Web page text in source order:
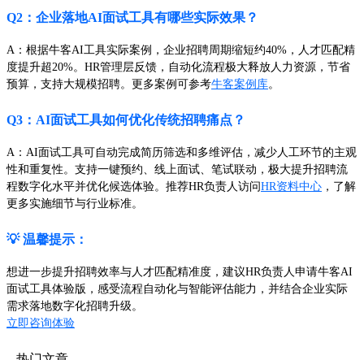
Q2：企业落地AI面试工具有哪些实际效果？
A：根据牛客AI工具实际案例，企业招聘周期缩短约40%，人才匹配精
度提升超20%。HR管理层反馈，自动化流程极大释放人力资源，节省
预算，支持大规模招聘。更多案例可参考牛客案例库。
Q3：AI面试工具如何优化传统招聘痛点？
A：AI面试工具可自动完成简历筛选和多维评估，减少人工环节的主观
性和重复性。支持一键预约、线上面试、笔试联动，极大提升招聘流
程数字化水平并优化候选体验。推荐HR负责人访问HR资料中心 ，了解
更多实施细节与行业标准。
💡 温馨提示：
想进一步提升招聘效率与人才匹配精准度，建议HR负责人申请牛客AI
面试工具体验版，感受流程自动化与智能评估能力，并结合企业实际
需求落地数字化招聘升级。
立即咨询体验